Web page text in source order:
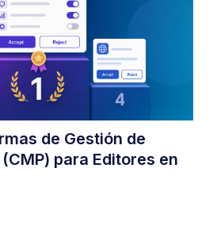
de Gestión de
para Editores en